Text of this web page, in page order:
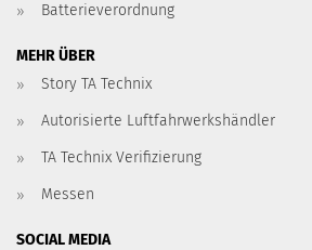
Batterieverordnung
MEHR ÜBER
Story TA Technix
Autorisierte Luftfahrwerkshändler
TA Technix Verifizierung
Messen
SOCIAL MEDIA